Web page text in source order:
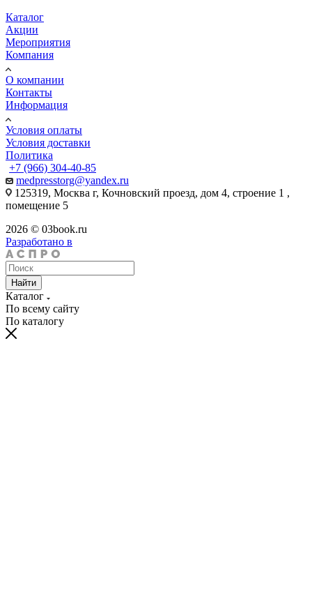
Каталог
Акции
Мероприятия
Компания
О компании
Контакты
Информация
Условия оплаты
Условия доставки
Политика
+7 (966) 304-40-85
medpresstorg@yandex.ru
125319, Москва г, Кочновский проезд, дом 4, строение 1 ,
помещение 5
2026 © 03book.ru
Разработано в
Найти
Каталог
По всему сайту
По каталогу